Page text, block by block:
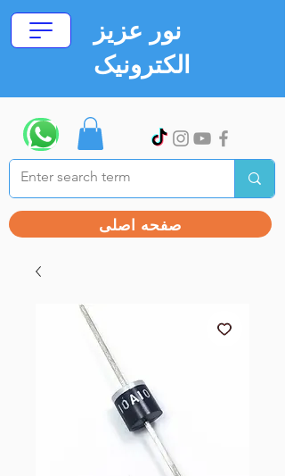
نور عزیز
الکترونیک
صفحه اصلی